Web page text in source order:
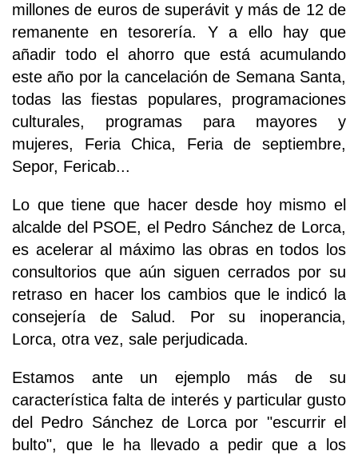
millones de euros de superávit y más de 12 de
remanente en tesorería. Y a ello hay que
añadir todo el ahorro que está acumulando
este año por la cancelación de Semana Santa,
todas las fiestas populares, programaciones
culturales, programas para mayores y
mujeres, Feria Chica, Feria de septiembre,
Sepor, Fericab...
Lo que tiene que hacer desde hoy mismo el
alcalde del PSOE, el Pedro Sánchez de Lorca,
es acelerar al máximo las obras en todos los
consultorios que aún siguen cerrados por su
retraso en hacer los cambios que le indicó la
consejería de Salud. Por su inoperancia,
Lorca, otra vez, sale perjudicada.
Estamos ante un ejemplo más de su
característica falta de interés y particular gusto
del Pedro Sánchez de Lorca por "escurrir el
bulto", que le ha llevado a pedir que a los